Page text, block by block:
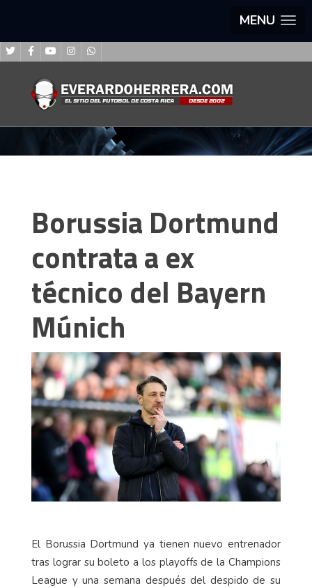
MENU
Borussia Dortmund
contrata a ex
técnico del Bayern
Múnich
El Borussia Dortmund ya tienen nuevo entrenador
tras lograr su boleto a los playoffs de la Champions
League y una semana después del despido de su